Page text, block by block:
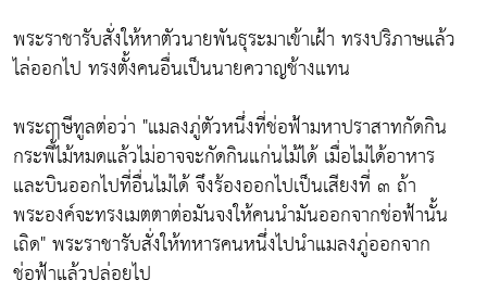
พระราชารับสั่งให้หาตัวนายพันธุระมาเข้าเฝ้า ทรงปริภาษแล้ว
ไล่ออกไป ทรงตั้งคนอื่นเป็นนายควาญช้างแทน
พระฤๅษีทูลต่อว่า "แมลงภู่ตัวหนึ่งที่ช่อฟ้ามหาปราสาทกัดกิน
กระพี้ไม้หมดแล้วไม่อาจจะกัดกินแก่นไม้ได้ เมื่อไม่ได้อาหาร
และบินออกไปที่อื่นไม่ได้ จึงร้องออกไปเป็นเสียงที่ ๓ ถ้า
พระองค์จะทรงเมตตาต่อมันจงให้คนนำมันออกจากช่อฟ้านั้น
เถิด" พระราชารับสั่งให้ทหารคนหนึ่งไปนำแมลงภู่ออกจาก
ช่อฟ้าแล้วปล่อยไป